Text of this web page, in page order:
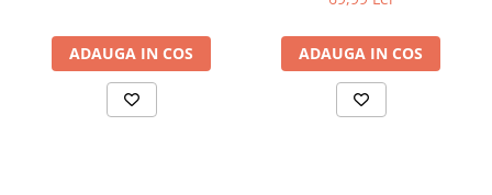
ADAUGA IN COS ADAUGA IN COS